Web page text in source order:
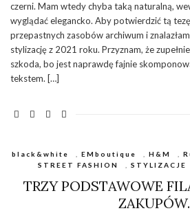
czerni. Mam wtedy chyba taką naturalną,
wyglądać elegancko. Aby potwierdzić tą
przepastnych zasobów archiwum i
stylizację z 2021 roku. Przyznam, że
szkoda, bo jest naprawdę fajnie
tekstem. […]
black&white , EMboutique , H&M ,
STREET FASHION
, STYLIZACJE
TRZY PODSTAWOWE
ZAKUPÓW.